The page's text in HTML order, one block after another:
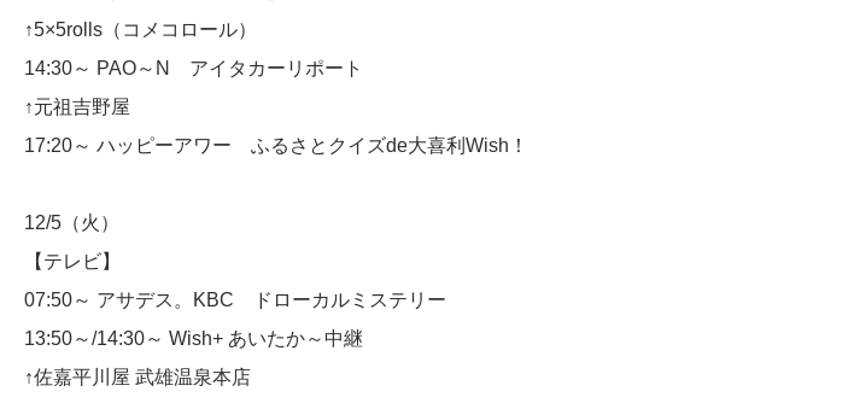
↑5×5rolls（コメコロール）
14:30～ PAO～N アイタカーリポート
↑元祖吉野屋
17:20～ ハッピーアワー ふるさとクイズde大喜利Wish！
12/5（火）
【テレビ】
07:50～ アサデス。KBC ドローカルミステリー
13:50～/14:30～ Wish+ あいたか～中継
↑佐嘉平川屋 武雄温泉本店